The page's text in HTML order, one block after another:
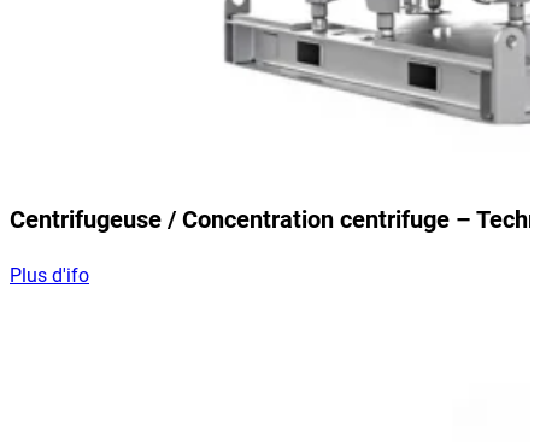
Centrifugeuse / Concentration centrifuge –
Plus d'ifo